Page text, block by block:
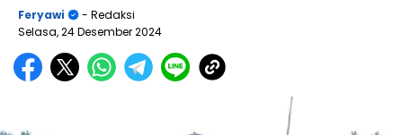
Feryawi
- Redaksi
Selasa, 24 Desember 2024